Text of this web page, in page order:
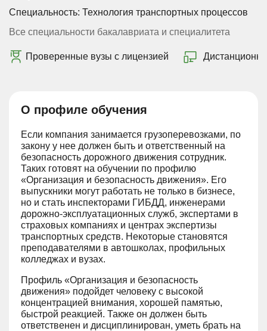
Специальность: Технология транспортных процессов
Все специальности бакалавриата и специалитета
Проверенные вузы с лицензией Дистанционно
О профиле обучения
Если компания занимается грузоперевозками, по
закону у нее должен быть и ответственный на
безопасность дорожного движения сотрудник.
Таких готовят на обучении по профилю
«Организация и безопасность движения». Его
выпускники могут работать не только в бизнесе,
но и стать инспекторами ГИБДД, инженерами
дорожно-эксплуатационных служб, экспертами в
страховых компаниях и центрах экспертизы
транспортных средств. Некоторые становятся
преподавателями в автошколах, профильных
колледжах и вузах.
Профиль «Организация и безопасность
движения» подойдет человеку с высокой
концентрацией внимания, хорошей памятью,
быстрой реакцией. Также он должен быть
ответственен и дисциплинирован, уметь брать на